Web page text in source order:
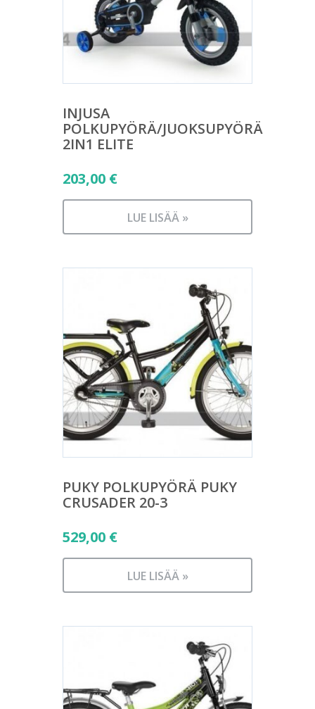
INJUSA
POLKUPYÖRÄ/JUOKSUPYÖRÄ
2IN1 ELITE
203,00 €
LUE LISÄÄ »
PUKY POLKUPYÖRÄ PUKY
CRUSADER 20-3
529,00 €
LUE LISÄÄ »